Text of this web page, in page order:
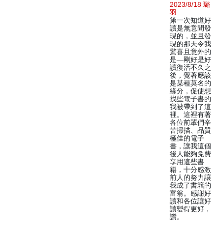
2023/8/18 璐
羽
第一次知道好
讀是無意間發
現的，並且發
現的那天令我
驚喜且意外的
是—剛好是好
讀復活不久之
後，覺著應該
是某種莫名的
緣分，促使想
找些電子書的
我被帶到了這
裡。這裡有著
各位前輩們辛
苦掃描、品質
極佳的電子
書，讓我這個
後人能夠免費
享用這些書
籍，十分感激
前人的努力讓
我成了書籍的
富翁。感謝好
讀和各位讓好
讀變得更好，
讚。